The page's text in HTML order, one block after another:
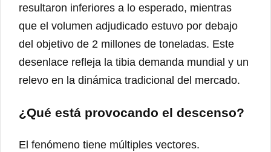
resultaron inferiores a lo esperado, mientras
que el volumen adjudicado estuvo por debajo
del objetivo de 2 millones de toneladas. Este
desenlace refleja la tibia demanda mundial y un
relevo en la dinámica tradicional del mercado.
¿Qué está provocando el descenso?
El fenómeno tiene múltiples vectores.